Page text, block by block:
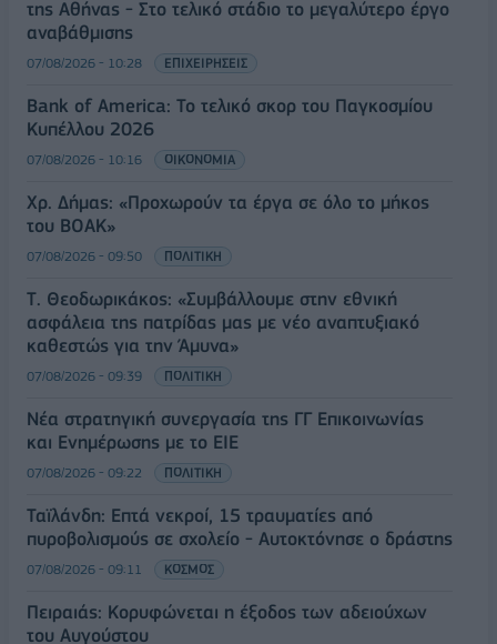
της Αθήνας - Στο τελικό στάδιο το μεγαλύτερο έργο
αναβάθμισης
07/08/2026 - 10:28 ΕΠΙΧΕΙΡΗΣΕΙΣ
Bank of America: Το τελικό σκορ του Παγκοσμίου
Κυπέλλου 2026
07/08/2026 - 10:16 ΟΙΚΟΝΟΜΙΑ
Χρ. Δήμας: «Προχωρούν τα έργα σε όλο το μήκος
του ΒΟΑΚ»
07/08/2026 - 09:50 ΠΟΛΙΤΙΚΗ
Τ. Θεοδωρικάκος: «Συμβάλλουμε στην εθνική
ασφάλεια της πατρίδας μας με νέο αναπτυξιακό
καθεστώς για την Άμυνα»
07/08/2026 - 09:39 ΠΟΛΙΤΙΚΗ
Νέα στρατηγική συνεργασία της ΓΓ Επικοινωνίας
και Ενημέρωσης με το ΕΙΕ
07/08/2026 - 09:22 ΠΟΛΙΤΙΚΗ
Ταϊλάνδη: Επτά νεκροί, 15 τραυματίες από
πυροβολισμούς σε σχολείο - Αυτοκτόνησε ο δράστης
07/08/2026 - 09:11 ΚΟΣΜΟΣ
Πειραιάς: Κορυφώνεται η έξοδος των αδειούχων
του Αυγούστου